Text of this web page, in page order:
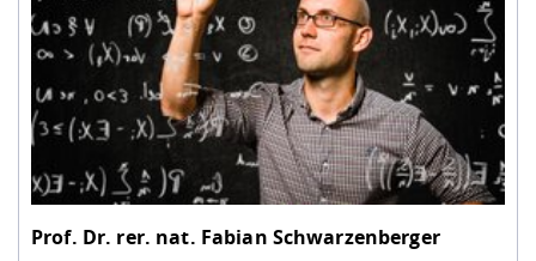
Prof. Dr. rer. nat. Fabian Schwarzenberger